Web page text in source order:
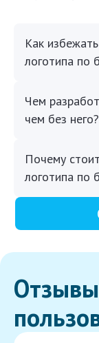
Как
логотипа по
Чем
чем без него?
Почему
логотипа по